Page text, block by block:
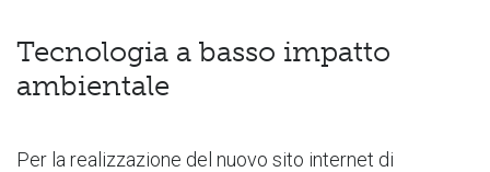
Tecnologia a basso impatto
ambientale
Per la realizzazione del nuovo sito internet di